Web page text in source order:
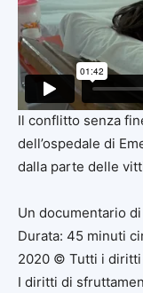
Il conflitto senza
dell’ospedale di
dalla parte delle
Un documentario
Durata: 45 minuti
2020 © Tutti i
I diritti di